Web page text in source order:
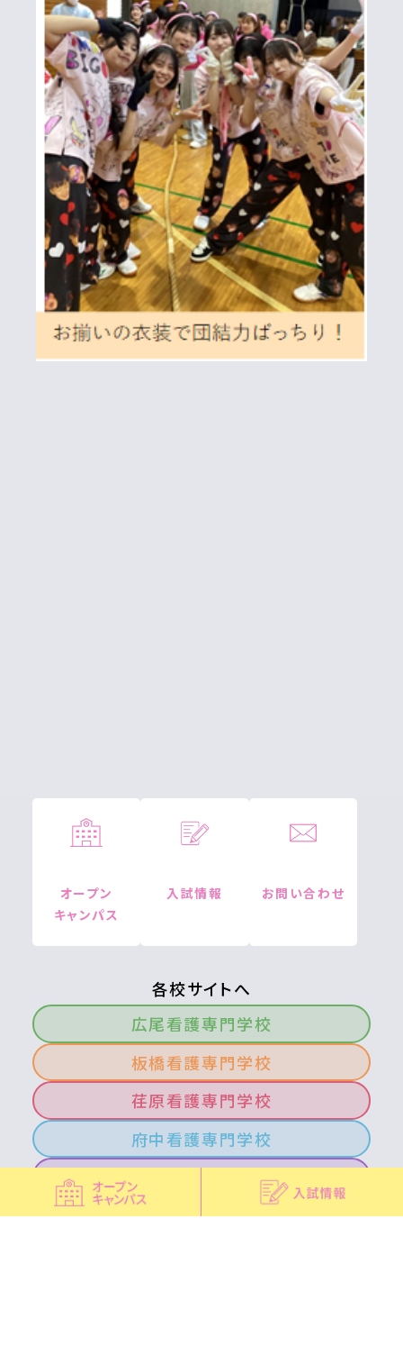
オープン
キャンパス
入試情報 お問い合わせ
各校サイトへ
広尾看護専門学校
板橋看護専門学校
荏原看護専門学校
府中看護専門学校
北多摩看護専門学校
青梅看護専門学校